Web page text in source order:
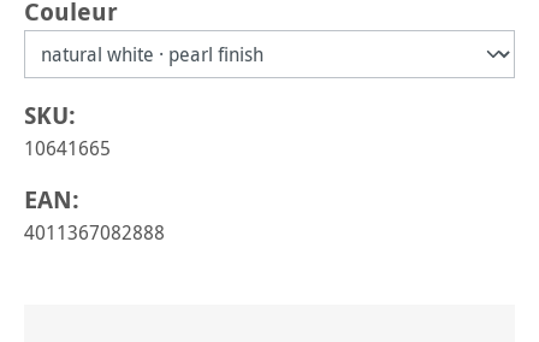
Sélectionnez
Couleur
SKU:
10641665
EAN:
4011367082888